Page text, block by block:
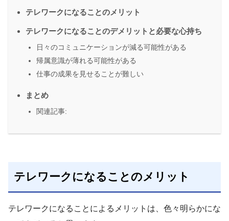
テレワークになることのメリット
テレワークになることのデメリットと必要な心持ち
日々のコミュニケーションが減る可能性がある
帰属意識が薄れる可能性がある
仕事の成果を見せることが難しい
まとめ
関連記事:
テレワークになることのメリット
テレワークになることによるメリットは、色々明らかにな